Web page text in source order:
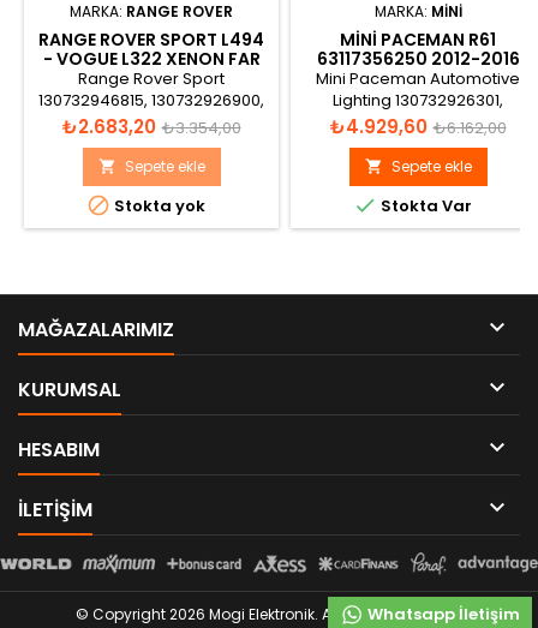
MARKA: RANGE ROVER
RANGE ROVER SPORT L494
- VOGUE L322 XENON FAR
BEYNI
Range Rover Sport
130732946815, 130732926900,
130732926901, LR050796
Xenon Far Beyni
Fiyat
₺2.683,20 Normal
fiyat
₺3.354,00
 Sepete ekle
 Stokta yok
MARKA: MINI
MINI PACEMAN R61
63117356250 2012-2016
XENON FAR BEYNI
Mini Paceman Automotive
Lighting 130732926301,
130732946100, 130732927200,
63117255724, 63117356250,
7255724, 7356250 Xenon Far
Beyni
Fiyat
₺4.929,60 Normal
fiyat
₺6.162,00
 Sepete ekle
 Stokta Var
MAĞAZALARIMIZ 
KURUMSAL 
HESABIM 
ILETIŞIM 
Whatsapp İletişim
© Copyright 2026 Mogi Elektronik. All Rights Reserved.